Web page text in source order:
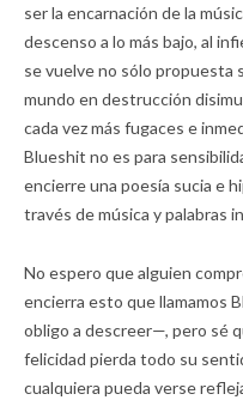
ser la encarnación de la
descenso a lo más bajo, al
se vuelve no sólo propuesta
mundo en destrucción
cada vez más fugaces e
Blueshit no es para
encierre una poesía sucia e
través de música y palabras
No espero que alguien
encierra esto que llamamos
obligo a descreer—, pero sé
felicidad pierda todo su
cualquiera pueda verse